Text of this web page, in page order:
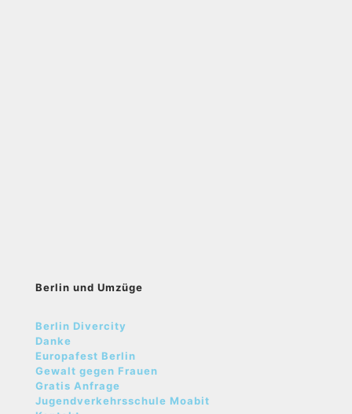
Berlin und Umzüge
Berlin Divercity
Danke
Europafest Berlin
Gewalt gegen Frauen
Gratis Anfrage
Jugendverkehrsschule Moabit